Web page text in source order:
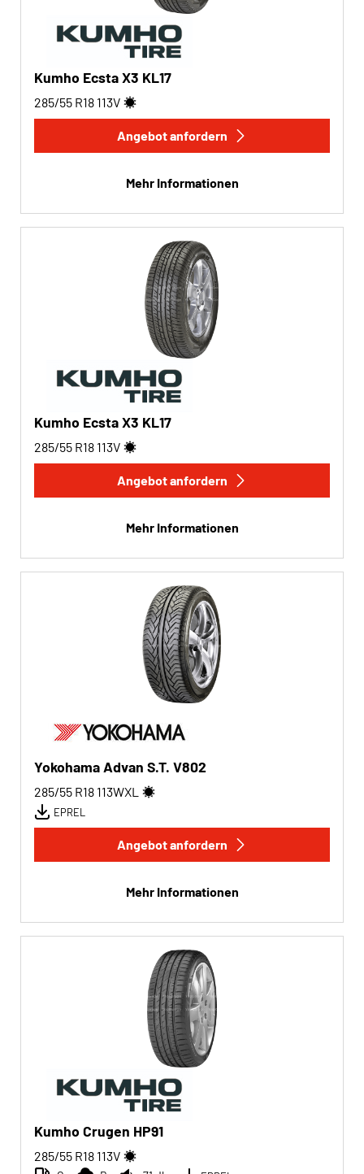
Kumho Ecsta X3 KL17
285/55 R18 113V
Angebot anfordern
Mehr Informationen
Kumho Ecsta X3 KL17
285/55 R18 113V
Angebot anfordern
Mehr Informationen
Yokohama Advan S.T. V802
285/55 R18 113WXL
EPREL
Angebot anfordern
Mehr Informationen
Kumho Crugen HP91
285/55 R18 113V